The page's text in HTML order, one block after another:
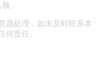
，
愿处理，如未及时联系本
何责任。